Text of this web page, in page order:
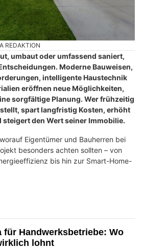
REDAKTION
umbaut oder umfassend saniert,
Moderne Bauweisen,
intelligente Haustechnik
eröffnen neue Möglichkeiten,
sorgfältige Planung. Wer frühzeitig
spart langfristig Kosten, erhöht
den Wert seiner Immobilie.
Eigentümer und Bauherren bei
besonders achten sollten – von
bis hin zur Smart-Home-
für Handwerksbetriebe: Wo
lohnt